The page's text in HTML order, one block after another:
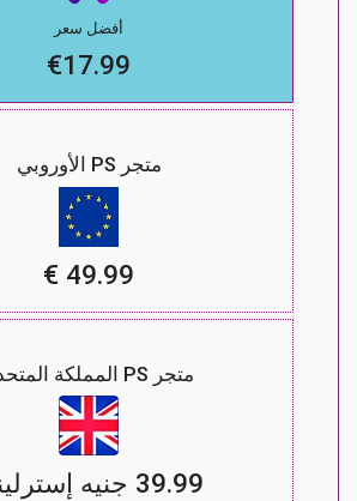
أفضل سعر
€17.99
متجر PS الأوروبي
49.99 €
متجر PS المملكة المتحدة
39.99 جنيه إسترليني